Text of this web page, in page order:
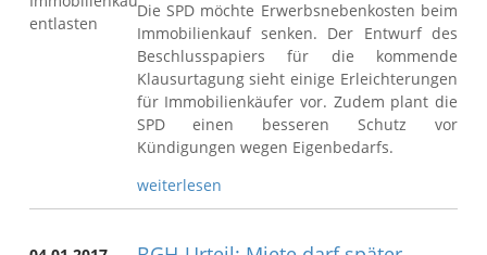
Die SPD möchte Erwerbsnebenkosten beim
Immobilienkauf senken. Der Entwurf des
Beschlusspapiers für die kommende
Klausurtagung sieht einige Erleichterungen
für Immobilienkäufer vor. Zudem plant die
SPD einen besseren Schutz vor
Kündigungen wegen Eigenbedarfs.
weiterlesen